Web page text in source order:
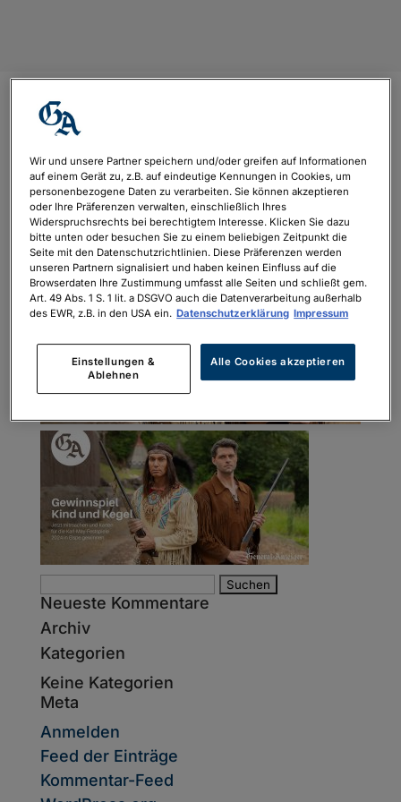
Gewinnspiel Karl-May-
Festspiele
vonJohanna Heinz|Juni 25, 2024
nach:
Neueste Kommentare
Archiv
Kategorien
Keine Kategorien
Meta
Anmelden
Feed der Einträge
Kommentar-Feed
Wir und unsere Partner speichern und/oder greifen auf Informationen
auf einem Gerät zu, z.B. auf eindeutige Kennungen in Cookies, um
personenbezogene Daten zu verarbeiten. Sie können akzeptieren
oder Ihre Präferenzen verwalten, einschließlich Ihres
Widerspruchsrechts bei berechtigtem Interesse. Klicken Sie dazu
bitte unten oder besuchen Sie zu einem beliebigen Zeitpunkt die
Seite mit den Datenschutzrichtlinien. Diese Präferenzen werden
unseren Partnern signalisiert und haben keinen Einfluss auf die
Browserdaten Ihre Zustimmung umfasst alle Seiten und schließt gem.
Art. 49 Abs. 1 S. 1 lit. a DSGVO auch die Datenverarbeitung außerhalb
des EWR, z.B. in den USA ein. Datenschutzerklärung Impressum
Einstellungen &
Ablehnen
Alle Cookies akzeptieren